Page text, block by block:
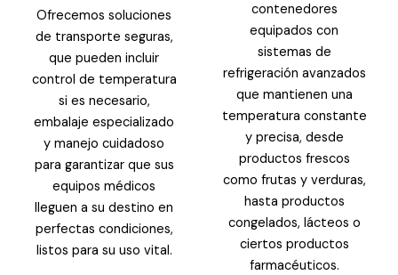
Ofrecemos soluciones
de transporte seguras,
que pueden incluir
control de temperatura
si es necesario,
embalaje especializado
y manejo cuidadoso
para garantizar que sus
equipos médicos
lleguen a su destino en
perfectas condiciones,
listos para su uso vital.
contenedores
equipados con
sistemas de
refrigeración avanzados
que mantienen una
temperatura constante
y precisa, desde
productos frescos
como frutas y verduras,
hasta productos
congelados, lácteos o
ciertos productos
farmacéuticos.